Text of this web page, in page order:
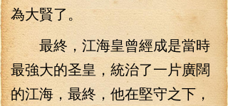
為大賢了。
最終，江海皇曾經成是當時
最強大的圣皇，統治了一片廣闊
的江海，最終，他在堅守之下，